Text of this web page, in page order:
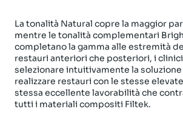
La tonalità Natural copre la maggior
mentre le tonalità complementari
completano la gamma alle estremità
restauri anteriori che posteriori, i
selezionare intuitivamente la
realizzare restauri con le stesse
stessa eccellente lavorabilità che
tutti i materiali compositi Filtek.